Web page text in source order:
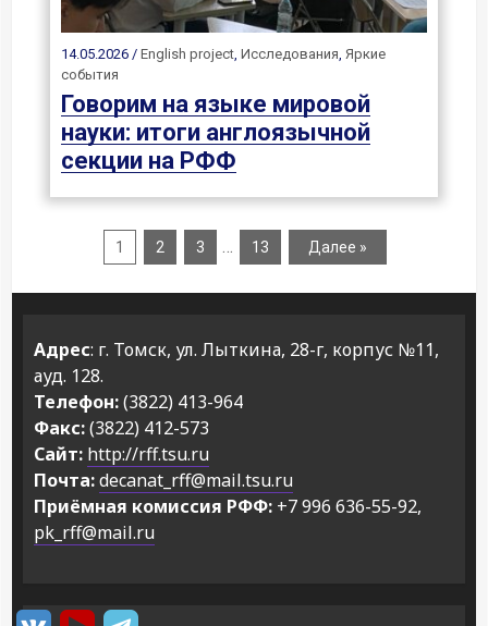
14.05.2026 / English project Исследования Яркие
события
Говорим на языке мировой
науки: итоги англоязычной
секции на РФФ
1 2 3 13 Далее »
Адрес: г. Томск, ул. Лыткина, 28-г, корпус №11,
ауд. 128.
Телефон:(3822) 413-964
Факс:(3822) 412-573
Сайт: http://rff.tsu.ru
Почта:decanat_rff@mail.tsu.ru
Приёмная комиссия РФФ: +7 996 636-55-92,
pk_rff@mail.ru